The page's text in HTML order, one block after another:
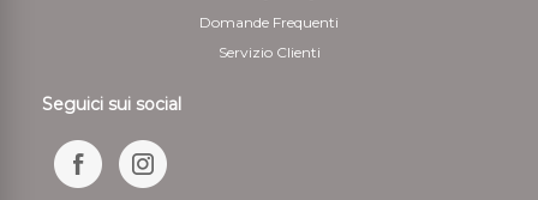
Domande Frequenti
Servizio Clienti
Seguici sui social